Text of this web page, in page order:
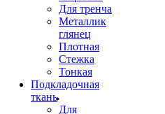
Для тренча
Металлик
глянец
Плотная
Стежка
Тонкая
Подкладочная
ткань
Для